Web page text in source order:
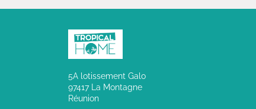
5A lotissement Galo
97417 La Montagne
Réunion